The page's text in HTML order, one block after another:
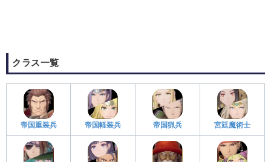
クラス一覧
帝国重装兵 帝国軽装兵 帝国猟兵 宮廷魔術士